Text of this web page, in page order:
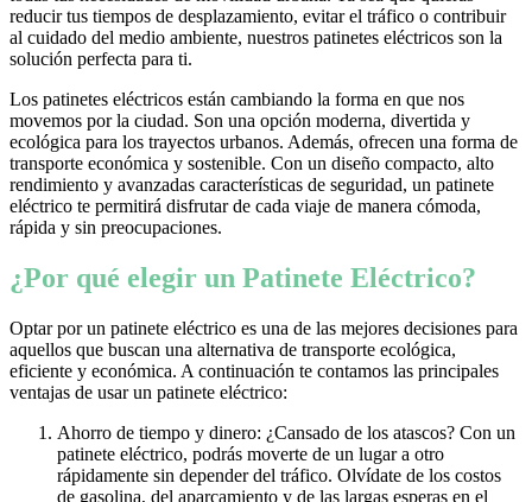
reducir tus tiempos de desplazamiento, evitar el tráfico o contribuir
al cuidado del medio ambiente, nuestros patinetes eléctricos son la
solución perfecta para ti.
Los patinetes eléctricos están cambiando la forma en que nos
movemos por la ciudad. Son una opción moderna, divertida y
ecológica para los trayectos urbanos. Además, ofrecen una forma de
transporte económica y sostenible. Con un diseño compacto, alto
rendimiento y avanzadas características de seguridad, un patinete
eléctrico te permitirá disfrutar de cada viaje de manera cómoda,
rápida y sin preocupaciones.
¿Por qué elegir un Patinete Eléctrico?
Optar por un patinete eléctrico es una de las mejores decisiones para
aquellos que buscan una alternativa de transporte ecológica,
eficiente y económica. A continuación te contamos las principales
ventajas de usar un patinete eléctrico:
Ahorro de tiempo y dinero: ¿Cansado de los atascos? Con un
patinete eléctrico, podrás moverte de un lugar a otro
rápidamente sin depender del tráfico. Olvídate de los costos
de gasolina, del aparcamiento y de las largas esperas en el